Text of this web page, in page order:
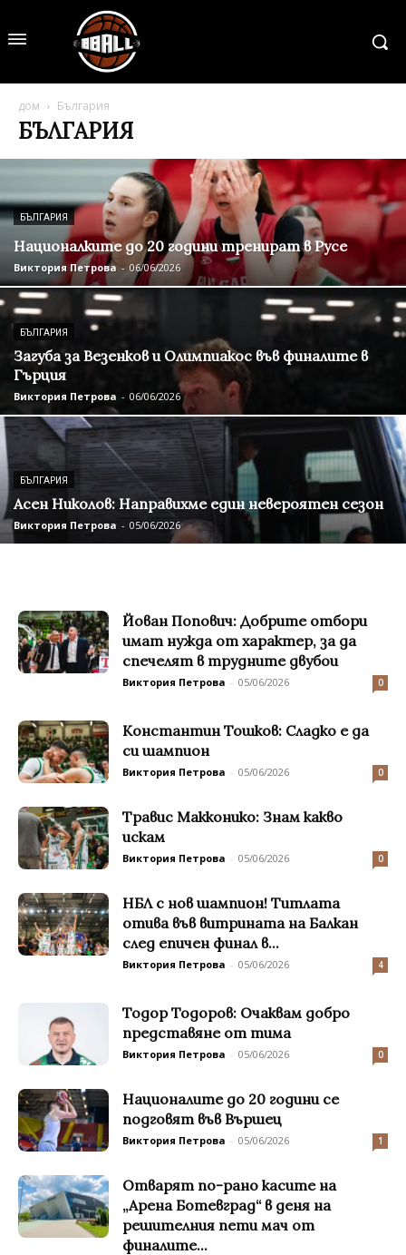
дом България
БЪЛГАРИЯ
БЪЛГАРИЯ
Националките до 20 години тренират в Русе
Виктория Петрова - 06/06/2026
БЪЛГАРИЯ
Загуба за Везенков и Олимпиакос във финалите в
Гърция
Виктория Петрова - 06/06/2026
БЪЛГАРИЯ
Асен Николов: Направихме един невероятен сезон
Виктория Петрова - 05/06/2026
Йован Попович: Добрите отбори
имат нужда от характер, за да
спечелят в трудните двубои
Виктория Петрова - 05/06/2026 0
Константин Тошков: Сладко е да
си шампион
Виктория Петрова - 05/06/2026 0
Травис Макконико: Знам какво
искам
Виктория Петрова - 05/06/2026 0
НБЛ с нов шампион! Титлата
отива във витрината на Балкан
след епичен финал в...
Виктория Петрова - 05/06/2026 4
Toдор Тодоров: Очаквам добро
представяне от тима
Виктория Петрова - 05/06/2026 0
Националите до 20 години се
подговят във Вършец
Виктория Петрова - 05/06/2026 1
Отварят по-рано касите на
„Арена Ботевград“ в деня на
решителния пети мач от
финалите...